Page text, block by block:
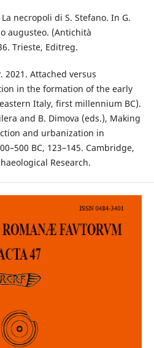
necropoli di S. Stefano. In G.
augusteo. (Antichità
Trieste, Editreg.
2021. Attached versus
in the formation of the early
Italy, first millennium BC).
and B. Dimova (eds.), Making
and urbanization in
BC, 123–145. Cambridge,
Research.